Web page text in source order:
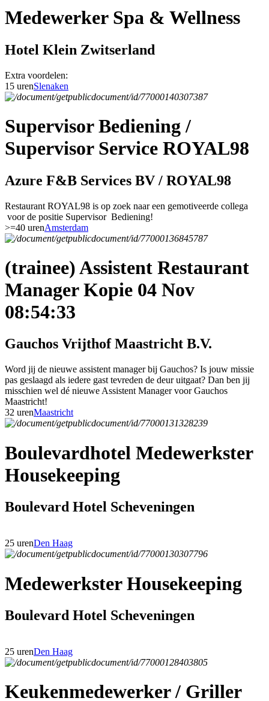
Medewerker Spa & Wellness
Hotel Klein Zwitserland
Extra voordelen:
15 urenSlenaken
Supervisor Bediening /
Supervisor Service ROYAL98
Azure F&B Services BV / ROYAL98
Restaurant ROYAL98 is op zoek naar een gemotiveerde collega
voor de positie Supervisor Bediening!
>=40 urenAmsterdam
(trainee) Assistent Restaurant
Manager Kopie 04 Nov
08:54:33
Gauchos Vrijthof Maastricht B.V.
Word jij de nieuwe assistent manager bij Gauchos? Is jouw missie
pas geslaagd als iedere gast tevreden de deur uitgaat? Dan ben jij
misschien wel dé nieuwe Assistent Manager voor Gauchos
Maastricht!
32 urenMaastricht
Boulevardhotel Medewerkster
Housekeeping
Boulevard Hotel Scheveningen
25 urenDen Haag
Medewerkster Housekeeping
Boulevard Hotel Scheveningen
25 urenDen Haag
Keukenmedewerker / Griller